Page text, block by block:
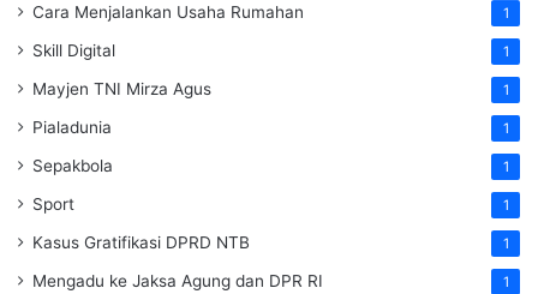
Cara Menjalankan Usaha Rumahan 1
Skill Digital 1
Mayjen TNI Mirza Agus 1
Pialadunia 1
Sepakbola 1
Sport 1
Kasus Gratifikasi DPRD NTB 1
Mengadu ke Jaksa Agung dan DPR RI 1